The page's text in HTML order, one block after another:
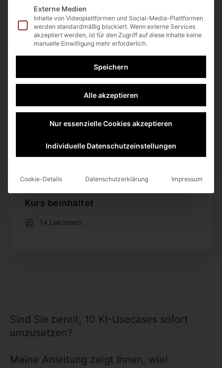
Sind Sie bereit, 10 KI-Usecases sofort
umzusetzen?
Meine Anleitung zeigt Ihnen, wie!
+36Eingeschrieben
Diesen Kurs belegen
997,00 €
Kurs beinhaltet
14 Lektionen
Externe Medien
Inhalte von Videoplattformen und Social-Media-Plattformen
werden standardmäßig blockiert. Wenn externe Services
akzeptiert werden, ist für den Zugriff auf diese Inhalte keine
manuelle Einwilligung mehr erforderlich.
Speichern
Alle akzeptieren
Nur essenzielle Cookies akzeptieren
Individuelle Datenschutzeinstellungen
Cookie-Details Datenschutzerklärung Impressum